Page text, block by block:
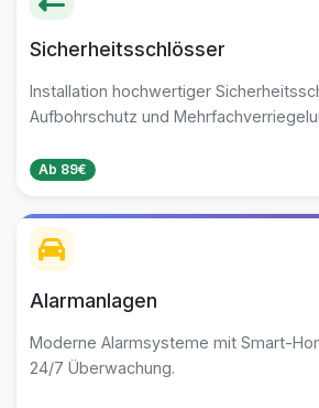
Sicherheitsschlösser
Installation hochwertiger
Aufbohrschutz und
Ab 89€
Alarmanlagen
Moderne Alarmsysteme mit Smart-
24/7 Überwachung.